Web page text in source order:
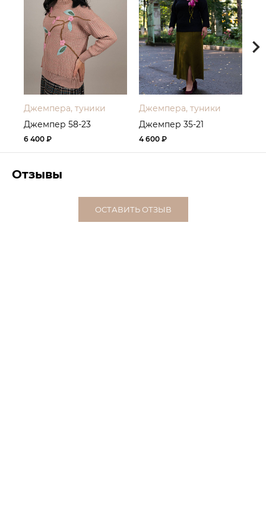
Джемпера, туники
Джемпер 58-23
6 400 ₽
Джемпера, туники
Джемпер 35-21
4 600 ₽
Отзывы
ОСТАВИТЬ ОТЗЫВ